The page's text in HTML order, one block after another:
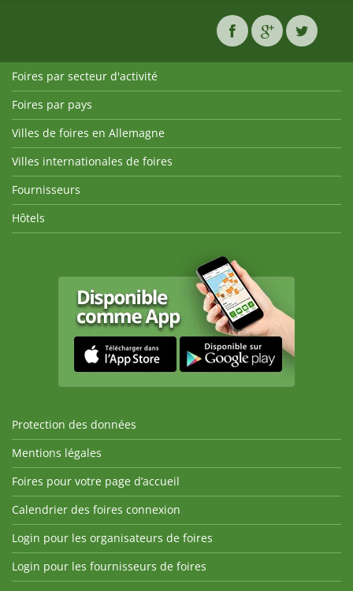
Foires par secteur d'activité
Foires par pays
Villes de foires en Allemagne
Villes internationales de foires
Fournisseurs
Hôtels
Protection des données
Mentions légales
Foires pour votre page d’accueil
Calendrier des foires connexion
Login pour les organisateurs de foires
Login pour les fournisseurs de foires